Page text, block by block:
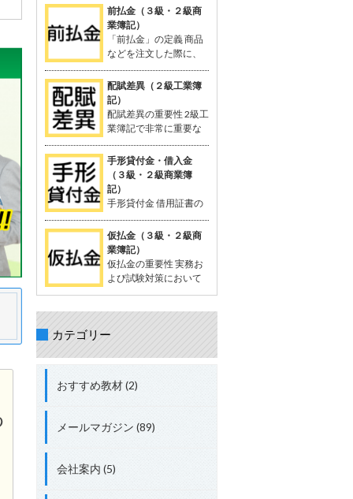
後日精算されるもの。 よく関連語句と
して「給料」がセットで出てくる。 立
替金の概念 例：従業員の個人的な支出
や取引先の負担すべき広告費などを、
一時的に立て替えて支払う。 支払った
金額は「将来返してもらう予定のお
金」として資産に計上される。 立替金
は「立替金の請求権」として扱われ、
資産勘定に計上。 簿記の問題での立替
金 給与支給時に従業員に対する立替金
を相殺する処理が出題されることがあ
る。 立替金の処理について理解してお
くことが重要。 具体的な取引例 例：従
業員の頼みで、個人的な支出65,000円
を立て替え、現金で支払う。 仕訳： 借
方：立替金 65,000円 貸方：現金
前払金（３級・２級商
業簿記）
「前払金」の定義 商品
などを注文した際に、
品物を受け取る前に支
払った手付金や内金のこと。 支払いに
関連する勘定科目として「前払金」が
使用される。 関連する用語：商品の仕
入れなど。 「前払金」の概念 契約や注
文が成立した際、手付金を支払うこと
が一般的。 支払った時点では品物の受
け取りが確定していないため、「一時
的に相手に預けているお金」として扱
う。 支払った金額は資産勘定に計上さ
れ、将来的に商品を受け取る権利を持
つと考えられる。 「前払金」の特性 仕
入れや費用として確定しているわけで
はない。 目的の品物が手に入らなけれ
ば、支払った金額を返金してもらうこ
ともある。 「前渡金」という用語も同
義で使用されることがある。 取引例
配賦差異（２級工業簿
記）
配賦差異の重要性 2級工
業簿記で非常に重要な
概念。 製造間接費を予
定配賦や標準原価計算で計算する際に
生じる差異。 試験対策として配賦差異
の理解は必須。 配賦差異の定義 配賦差
異は、製造間接費の予定配賦額（正常
配賦額）と実際発生額との差額。 この
差異の把握は、原価管理やコスト管理
において重要。 関連用語 「実際配
賦」、「予定配賦率」、「製造間接
費」、「部門費」など。 配賦差異には
「予算差異」と「操業度差異」の2種
類がある。 配賦差異の計算方法 予定
（正常）配賦額 = 予定（正常）配賦率
× 実際操業度。 実際発生額との差額が
配賦差異。 差異の処理方法 実際発生額
が予定額を上回る場合、追加コストと
して借方差異（不利差異）。 実際発生
額が予定額を下回る場合、コスト節約
手形貸付金・借入金
（３級・２級商業簿
記）
手形貸付金 借用証書の
代わりに約束手形を使
って行われる貸付債権。 資産に分類さ
れる。 手形を使わない場合は、「貸付
金」 手形借入金 借用証書の代わりに約
束手形を使って行われる借入債務。 負
債に分類される。 手形を使わない場合
れる場合：「手形借入金」 具体例 200
座預金に入金された場合： 借方：当座
+ 2,000,000円 総勘定元帳への転記 資
産：「当座預金 + 2,000,000円」 負
仮払金（３級・２級商
業簿記）
仮払金の重要性 実務お
よび試験対策において
重要な科目。 簿記3級以
類 資産勘定に分類される。 実際の支出
る。 仮払金の定義 支出金額や内容が確
定していない場合に一時的に支払う際
に使用する勘定科目。 支出内容が確定
した時点で精算処理を行い、仮払金は
解消される。 短期間で精算されること
が前提。 関連する勘定科目 現金や仮受
使用例 例: 出張費が確定しない場合、
社員に2,000円を仮払金として渡し、
カテゴリー
おすすめ教材 (2)
メールマガジン (89)
会社案内 (5)